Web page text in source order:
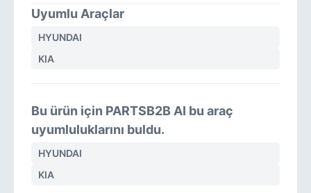
Uyumlu Araçlar
HYUNDAI
KIA
Bu ürün için PARTSB2B AI bu araç
uyumluluklarını buldu.
HYUNDAI
KIA